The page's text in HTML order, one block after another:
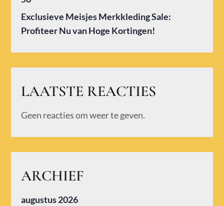
Exclusieve Meisjes Merkkleding Sale:
Profiteer Nu van Hoge Kortingen!
LAATSTE REACTIES
Geen reacties om weer te geven.
ARCHIEF
augustus 2026